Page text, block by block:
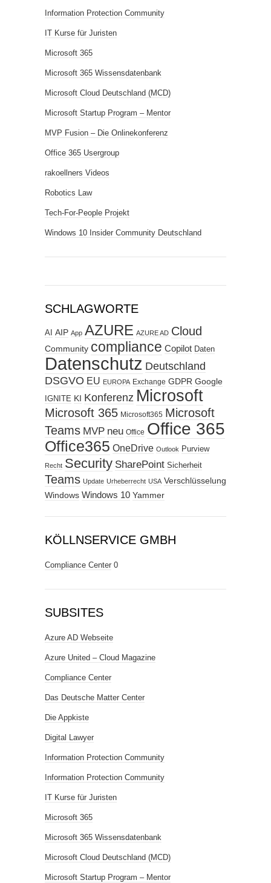
Information Protection Community
IT Kurse für Juristen
Microsoft 365
Microsoft 365 Wissensdatenbank
Microsoft Cloud Deutschland (MCD)
Microsoft Startup Program – Mentor
MVP Fusion – Die Onlinekonferenz
Office 365 Usergroup
rakoellners Videos
Robotics Law
Tech-For-People Projekt
Windows 10 Insider Community Deutschland
SCHLAGWORTE
AI AIP App AZURE AZURE AD Cloud
Community compliance Copilot Daten
Datenschutz Deutschland
DSGVO EU EUROPA Exchange GDPR Google
IGNITE KI Konferenz Microsoft
Microsoft 365 Microsoft365 Microsoft
Teams MVP neu Office Office 365
Office365 OneDrive Outlook Purview
Recht Security SharePoint Sicherheit
Teams Update Urheberrecht USA Verschlüsselung
Windows Windows 10 Yammer
KÖLLNSERVICE GMBH
Compliance Center 0
SUBSITES
Azure AD Webseite
Azure United – Cloud Magazine
Compliance Center
Das Deutsche Matter Center
Die Appkiste
Digital Lawyer
Information Protection Community
Information Protection Community
IT Kurse für Juristen
Microsoft 365
Microsoft 365 Wissensdatenbank
Microsoft Cloud Deutschland (MCD)
Microsoft Startup Program – Mentor